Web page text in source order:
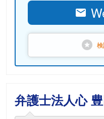
弁護士法人心